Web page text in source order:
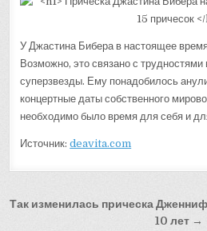
У Джастина Бибера в настоящее
Возможно, это связано с трудностями
суперзвезды. Ему понадобилось
концертные даты собственного
необходимо было время для себя и
Источник:deavita.com
Навигация
Так изменилась прическа
10 лет →